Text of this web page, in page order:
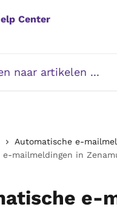
Automatische e-
e-mailmeldingen in
e-